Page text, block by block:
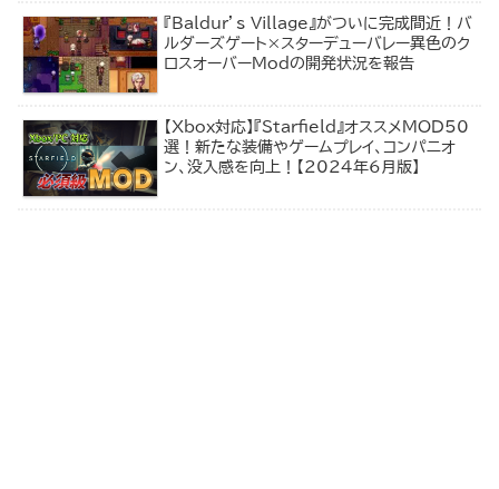
『Baldur’s Village』がついに完成間近！バ
ルダーズゲート×スターデューバレー異色のク
ロスオーバーModの開発状況を報告
【Xbox対応】『Starfield』オススメMOD50
選！新たな装備やゲームプレイ、コンパニオ
ン、没入感を向上！【2024年6月版】